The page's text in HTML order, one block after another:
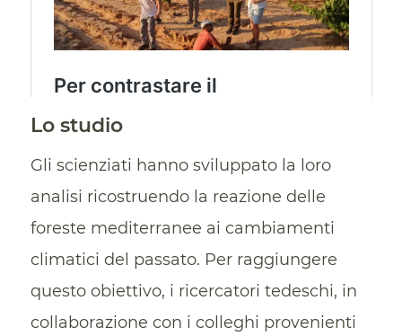
Lo studio
Gli scienziati hanno sviluppato la loro
analisi ricostruendo la reazione delle
foreste mediterranee ai cambiamenti
climatici del passato. Per raggiungere
questo obiettivo, i ricercatori tedeschi, in
collaborazione con i colleghi provenienti